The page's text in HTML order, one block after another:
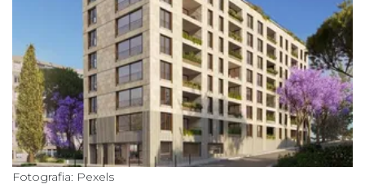
Fotografia: Pexels